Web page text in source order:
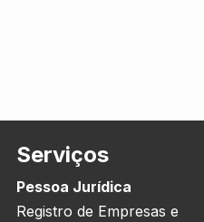
Serviços
Pessoa Jurídica
Registro de Empresas e